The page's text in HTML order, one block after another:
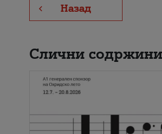
Назад
Слични содржини